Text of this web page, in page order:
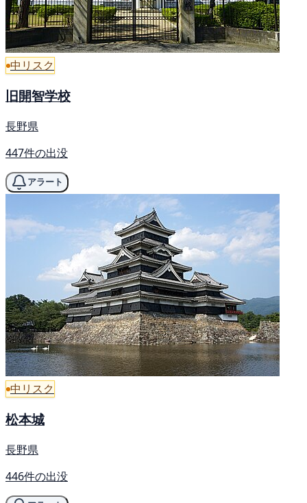
中リスク
旧開智学校
長野県
447件の出没
アラート
中リスク
松本城
長野県
446件の出没